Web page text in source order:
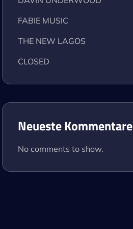
FABIE MUSIC
THE NEW LAGOS
CLOSED
Neueste Kommentare
No comments to show.